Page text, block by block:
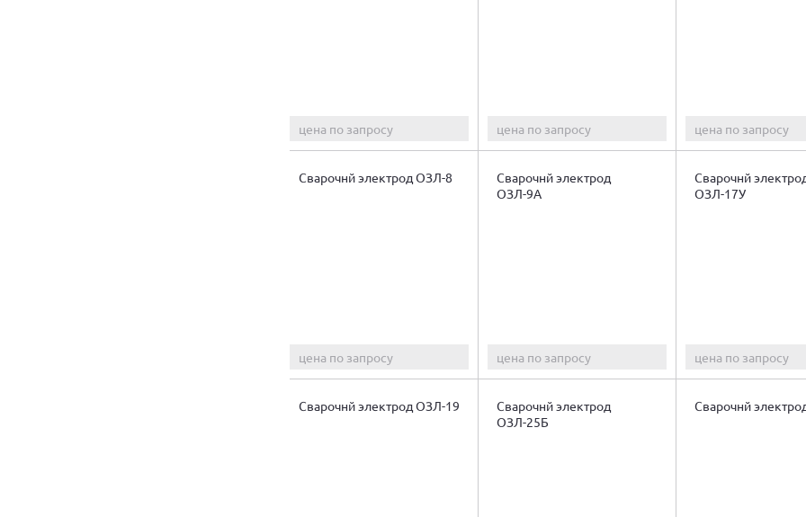
цена по запросу цена по запросу цена по запросу
Сварочнй электрод ОЗЛ-8
цена по запросу
Сварочнй электрод
ОЗЛ-9А
цена по запросу
Сварочнй
ОЗЛ-17У
цена по запросу
Сварочнй электрод ОЗЛ-19
Сварочнй электрод
ОЗЛ-25Б
Сварочнй